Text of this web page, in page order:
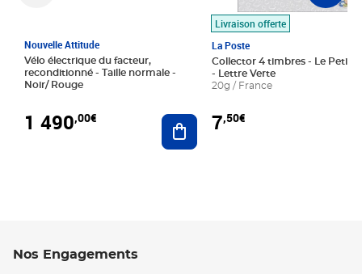
Nouvelle Attitude
Vélo électrique du facteur,
reconditionné - Taille normale -
Noir/ Rouge
1 490,00€ Ajouter au panier
Livraison offerte
La Poste
Collector 4 timbres - Le Petit
- Lettre Verte
20g / France
7,50€
Nos Engagements